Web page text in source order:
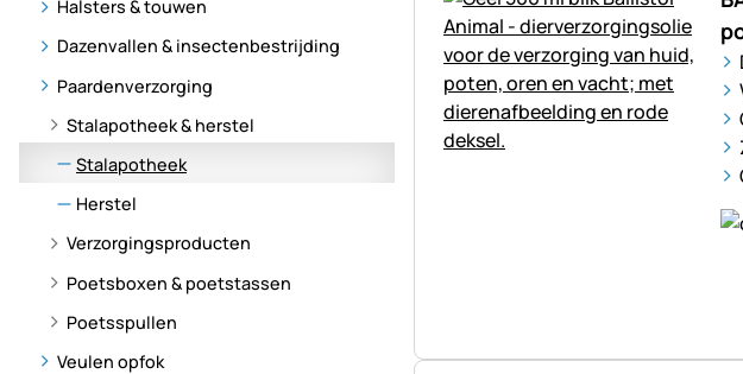
Halsters & touwen
Dazenvallen & insectenbestrijding
Paardenverzorging
Stalapotheek & herstel
Stalapotheek
Herstel
Verzorgingsproducten
Poetsboxen & poetstassen
Poetsspullen
Veulen opfok